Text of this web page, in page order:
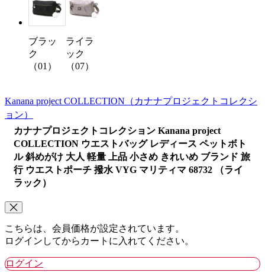
ブラッ
ク
（01）
ライラ
ック
（07）
Kanana project COLLECTION （カナナプロジェクトコレクシ
ョン）
カナナプロジェクトコレクション Kanana project
COLLECTION ウエストバッグ レディース ペットボト
ル 斜めがけ 大人 軽量 上品 小さめ きれいめ ブランド 旅
行 ウエストポーチ 撥水 VYG マリティマ 68732 （ライ
ラック）
こちらは、会員価格が設定されています。
ログインしてからカートに入れてください。
ログイン